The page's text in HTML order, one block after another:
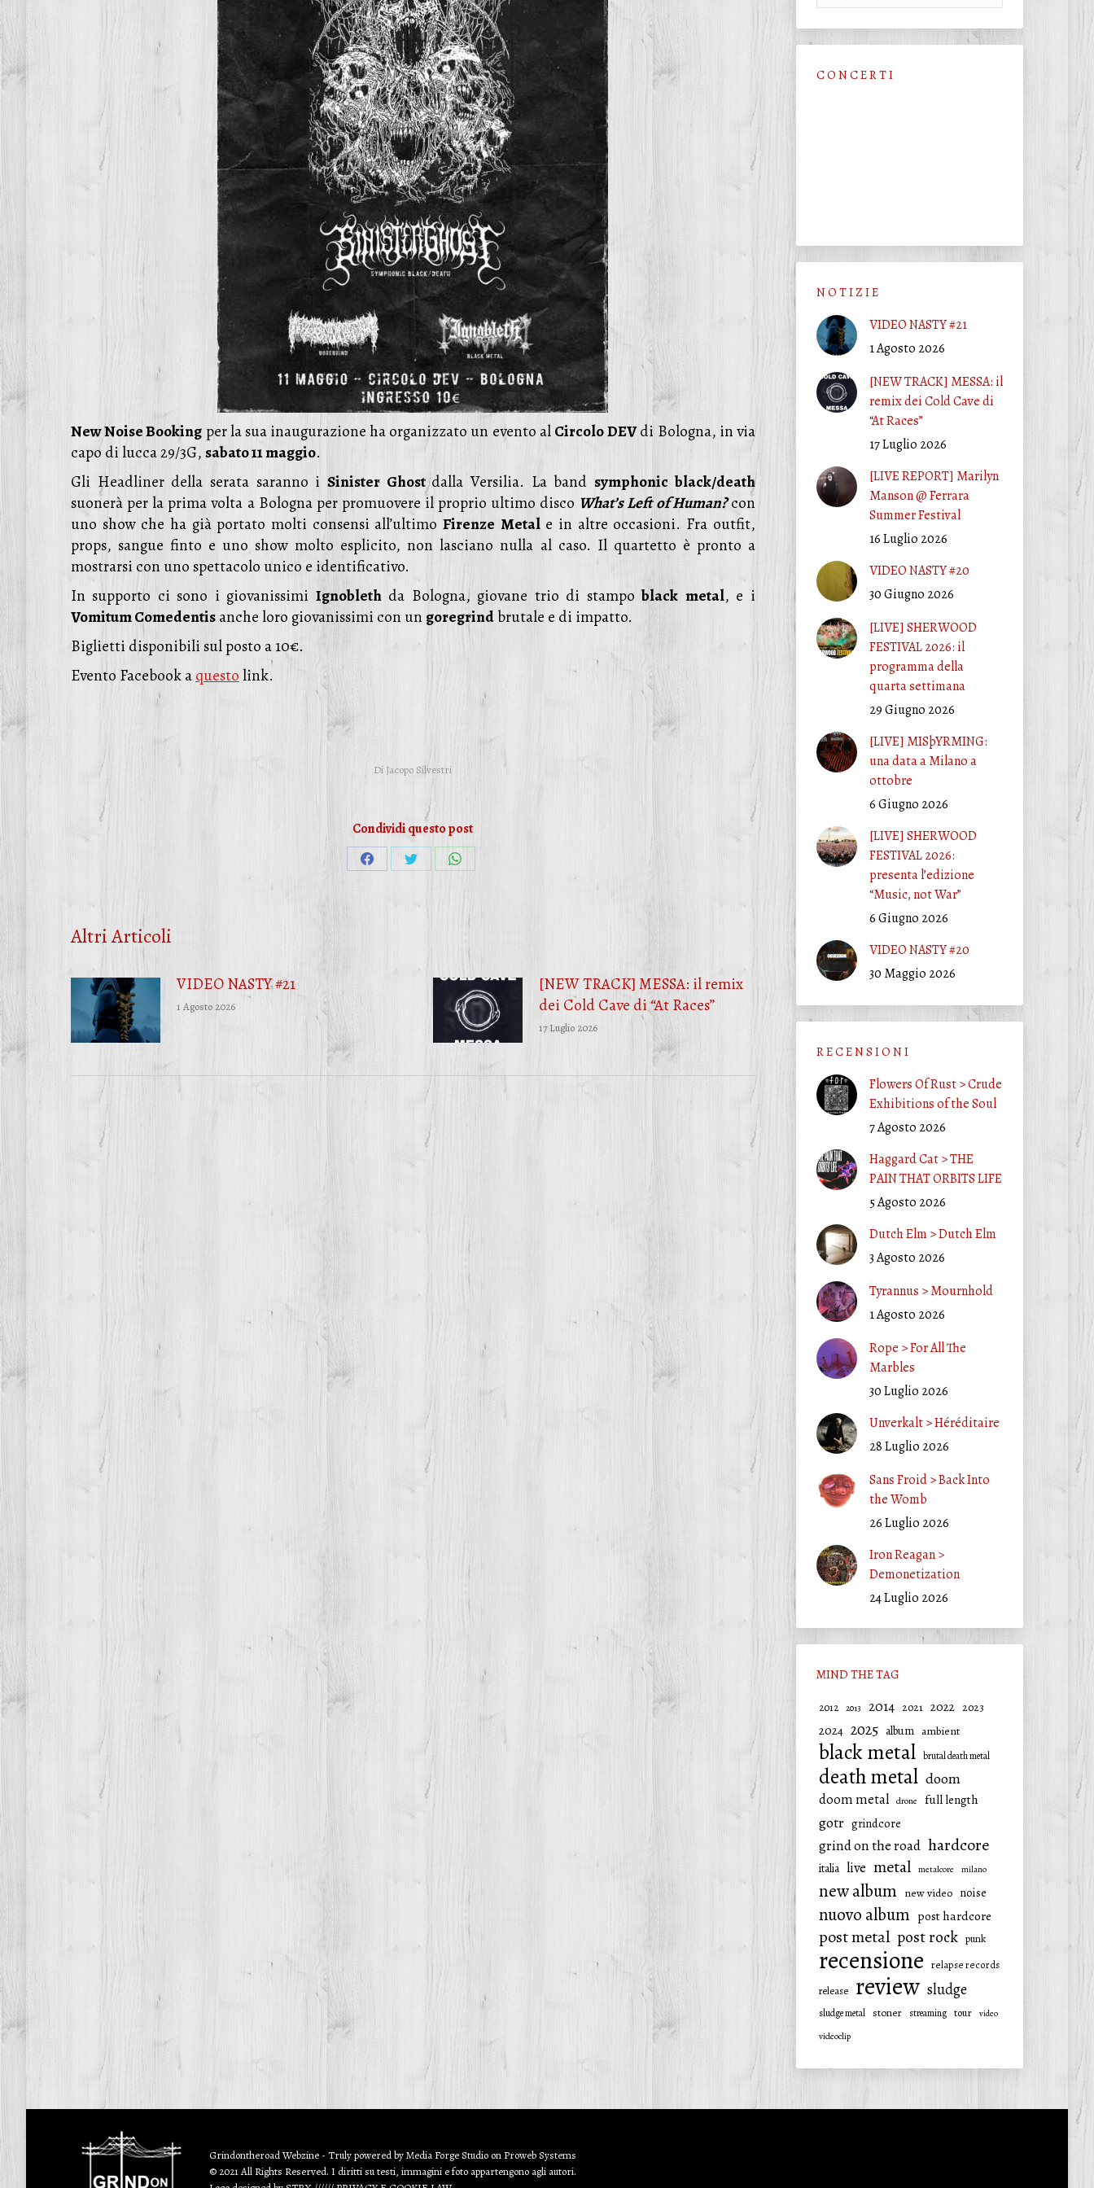
New Noise Bookingper la sua inaugurazione ha organizzato un evento alCircoloDEVdi Bologna, in via
capo di lucca 29/3G,sabato 11 maggio.
Gli Headliner della serata saranno iSinister Ghostdalla Versilia. La bandsymphonic black/death
suonerà per la prima volta a Bologna per promuovere il proprio ultimo disco What’s Left of Human?con
uno show che ha già portato molti consensi all’ultimoFirenze Metale in altre occasioni. Fra outfit,
props, sangue finto e uno show molto esplicito, non lasciano nulla al caso. Il quartetto è pronto a
mostrarsi con uno spettacolo unico e identificativo.
In supporto ci sono i giovanissimi Ignoblethda Bologna, giovane trio di stampoblack metal, e i
Vomitum Comedentisanche loro giovanissimi con un goregrindbrutale e di impatto.
Biglietti disponibili sul posto a 10€.
Evento Facebook aquestolink.
Di Jacopo Silvestri
Condividi questo post
CondividiCondividiCondividi
WhatsApp
Altri Articoli
VIDEO NASTY #21
1 Agosto 2026
[NEW TRACK] MESSA: il remix
dei Cold Cave di “At Races”
17 Luglio 2026
C O N C E R T I
N O T I Z I E
VIDEO NASTY #21
1 Agosto 2026
[NEW TRACK] MESSA: il
remix dei Cold Cave di
“At Races”
17 Luglio 2026
[LIVE REPORT] Marilyn
Manson @ Ferrara
Summer Festival
16 Luglio 2026
VIDEO NASTY #20
30 Giugno 2026
[LIVE] SHERWOOD
FESTIVAL 2026: il
programma della
quarta settimana
29 Giugno 2026
[LIVE] MISþYRMING:
una data a Milano a
ottobre
6 Giugno 2026
[LIVE] SHERWOOD
FESTIVAL 2026:
presenta l’edizione
“Music, not War”
6 Giugno 2026
VIDEO NASTY #20
30 Maggio 2026
R E C E N S I O N I
Flowers Of Rust > Crude
Exhibitions of the Soul
7 Agosto 2026
Haggard Cat > THE
PAIN THAT ORBITS LIFE
5 Agosto 2026
Dutch Elm > Dutch Elm
3 Agosto 2026
Tyrannus > Mournhold
1 Agosto 2026
Rope > For All The
Marbles
30 Luglio 2026
Unverkalt > Héréditaire
28 Luglio 2026
Sans Froid > Back Into
the Womb
26 Luglio 2026
Iron Reagan >
Demonetization
24 Luglio 2026
MIND THE TAG
2012 2013 2014 2021 2022 2023
2024 2025 album ambient
black metal brutal death metal
death metal doom
doom metal drone full length
gotr grindcore
grind on the road hardcore
italia live metal metalcore milano
new album new video noise
nuovo album post hardcore
post metal post rock punk
recensione relapse records
release
review sludge
sludge metal stoner streaming tour
video
videoclip
Grindontheroad Webzine - Truly powered byMedia Forge Studio on ProwebSystems
© 2021 All Rights Reserved. I diritti su testi, immagini e foto appartengono agli autori.